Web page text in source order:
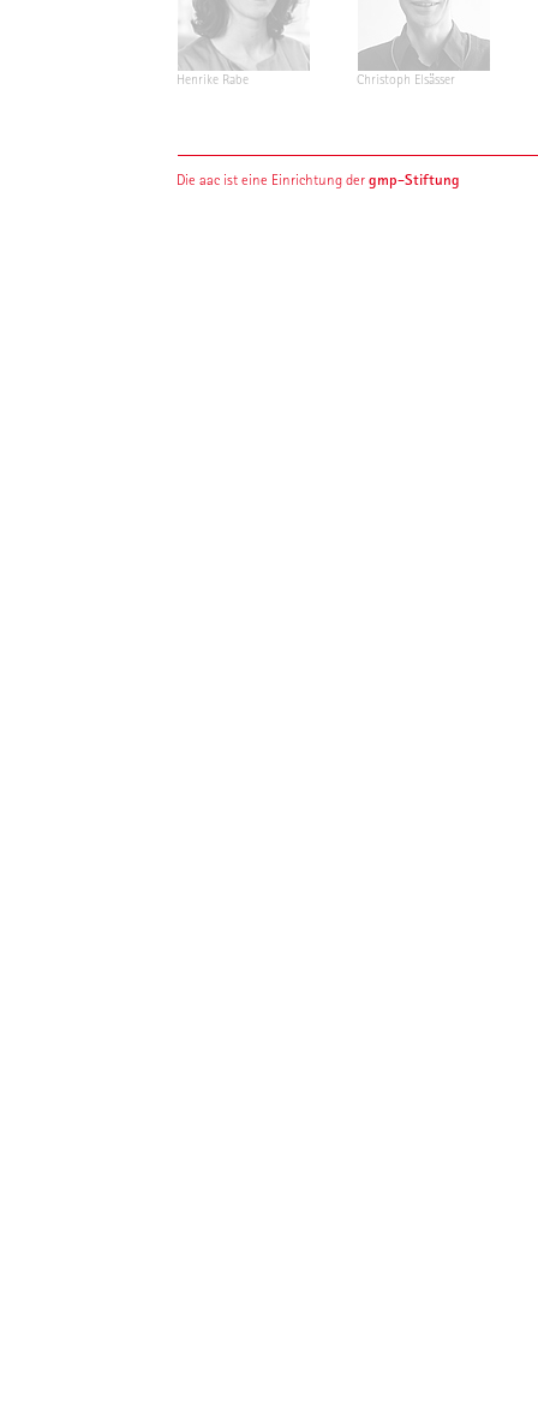
Henrike Rabe Christoph Elsässer
Die aac ist eine Einrichtung dergmp-Stiftung